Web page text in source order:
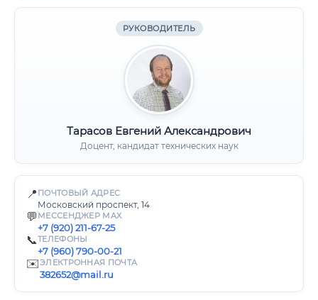
РУКОВОДИТЕЛЬ
Тарасов Евгений Александрович
Доцент, кандидат технических наук
📍 ПОЧТОВЫЙ АДРЕС
Московский проспект, 14
💬 МЕССЕНДЖЕР MAX
+7 (920) 211-67-25
📞ТЕЛЕФОНЫ
+7 (960) 790-00-21
✉️ЭЛЕКТРОННАЯ ПОЧТА
382652@mail.ru